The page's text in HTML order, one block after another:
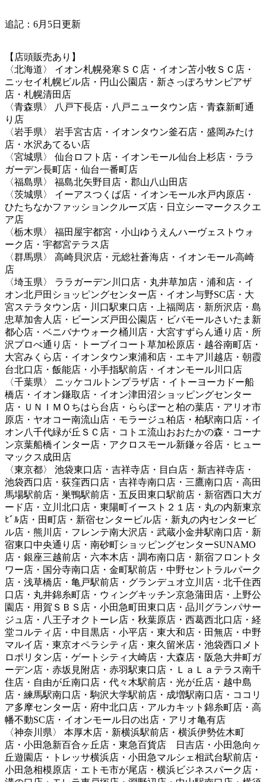
追記：6月5日更新
【店頭販売あり】
〈北海道〉 イオン札幌発寒ＳＣ店・イオン苫小牧ＳＣ店・
ニッセイ札幌ビル店・円山公園店・新さっぽろサンピアザ
店・札幌清田店
〈青森県〉 八戸下長店・八戸ニュータウン店・青森新町通
り店
〈岩手県〉 岩手宮古店・イオンタウン釜石店・盛岡みたけ
店・水沢あてるい店
〈宮城県〉 仙台ロフト店・イオンモール仙台上杉店・ララ
ガーデン長町店・仙台一番町店
〈福島県〉 福島北矢野目店・郡山八山田店
〈茨城県〉 イーアスつくば店・イオンモール水戸内原店・
ひたちなかファッションクルーズ店・日立シーマークスクエ
ア店
〈栃木県〉 福田屋宇都宮・小山ゆうえんハーヴェストウォ
ーク店・宇都宮テラス店
〈群馬県〉 高崎貝沢店・元総社蒼海店・イオンモール高崎
店
〈埼玉県〉 ララガーデン川口店・丸井草加店・浦和店・イ
オン北戸田ショッピングセンター店・イオン与野SC店・大
宮ステラタウン店・川口駅東口店・上福岡店・新所沢店・島
忠草加舎人店・ビーンズ戸田公園店・ビバモールさいたま新
都心店・ベニバナウォーク桶川店・大宮すずらん通り店・所
沢プロぺ通り店・トーブイコート草加松原店・越谷南町店・
大宮みくら店・イオンタウン東浦和店・エキア川越店・朝霞
台北口店・飯能店・小手指駅前店・イオンモール川口店
〈千葉県〉 ニッケコルトンプラザ店・イトーヨーカドー船
橋店・イオン鎌取店・イオン津田沼ショッピングセンター
店・ＵＮＩＭＯちはら台店・ららぽーと柏の葉店・アリオ市
原店・ヤオコー南流山店・モラージュ柏店・柏駅南口店・イ
オン八千代緑が丘ＳＣ店・コトエ流山おおたかの森・コーナ
ン京葉船橋インター店・アクロスモール新鎌ヶ谷店・ヒュー
マックス成田店
〈東京都〉 池袋東口店・吉祥寺店・目白店・新吉祥寺店・
池袋西口店・荻窪西口店・吉祥寺南口店・三鷹南口店・高田
馬場駅前店・巣鴨駅前店・五反田東口駅前店・新宿西口大ガ
ード店・立川北口店・東陽町イースト２１店・丸の内新東京
ﾋﾞﾙ店・田町店・新宿センタービル店・新丸の内センタービ
ル店・熊川店・フレンテ南大沢店・武蔵小金井駅南口店・新
宿東口中央通り店・南砂町ショッピングセンターSUNAMO
店・銀座三越前店・六本木店・調布南口店・新宿フロントタ
ワー店・国分寺南口店・金町駅前店・中野セントラルパーク
店・浅草橋店・亀戸駅前店・グランデュオ立川店・北千住西
口店・丸井錦糸町店・ウィングキッチン京急蒲田店・上野公
園店・用賀ＳＢＳ店・小田急町田東口店・品川グランパサー
ジュ店・八王子オクトーレ店・秋葉原店・西葛西北口店・経
堂コルティ店・中目黒店・小平店・東大和店・田無店・中野
マルイ店・東京オペラシティ店・東久留米店・池袋西口メト
ロポリタン店・ゲートシティ大崎店・大森店・阪急大井町ガ
ーデン店・赤坂見附店・赤羽駅東口店・ＬａＬａテラス南千
住店・自由が丘南口店・代々木駅前店・光が丘店・越中島
店・練馬駅南口店・駒沢大学駅前店・成増駅南口店・ココリ
ア多摩センター店・府中北口店・アルカキット錦糸町店・高
幡不動SC店・イオンモール日の出店・アリオ亀有店
〈神奈川県〉 本厚木店・新横浜駅前店・横浜伊勢佐木町
店・小田急新百合ヶ丘店・東急百貨店 日吉店・小田急向ヶ
丘遊園店・トレッサ横浜店・小田急マルシェ相武台駅前店・
小田急相模原店・エトモ市が尾店・横浜ビジネスパーク店・